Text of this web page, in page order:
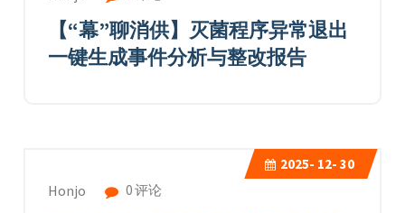
【“幕”聊消供】灭菌程序异常退出
一键生成事件分析与整改报告
2025- 12- 30
Honjo 0 评论